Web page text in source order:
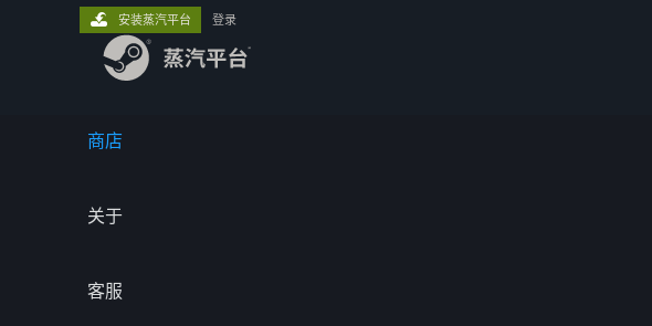
商店
关于
客服
安装蒸汽平台 登录